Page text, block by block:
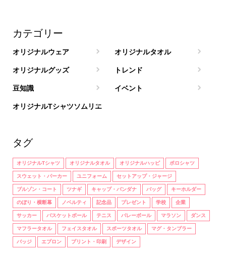
カテゴリー
オリジナルウェア オリジナルタオル
オリジナルグッズ トレンド
豆知識 イベント
オリジナルTシャツソムリエ
タグ
オリジナルTシャツ オリジナルタオル オリジナルハッピ ポロシャツ
スウェット・パーカー ユニフォーム セットアップ・ジャージ
ブルゾン・コート ツナギ キャップ・バンダナ バッグ キーホルダー
のぼり・横断幕 ノベルティ 記念品 プレゼント 学校 企業
サッカー バスケットボール テニス バレーボール マラソン ダンス
マフラータオル フェイスタオル スポーツタオル マグ・タンブラー
バッジ エプロン プリント・印刷 デザイン